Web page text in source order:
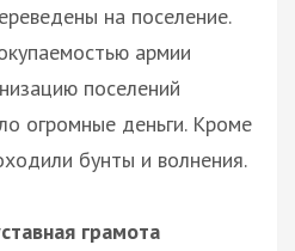
на поселение.
армии
поселений
огромные деньги. Кроме
бунты и волнения.
грамота